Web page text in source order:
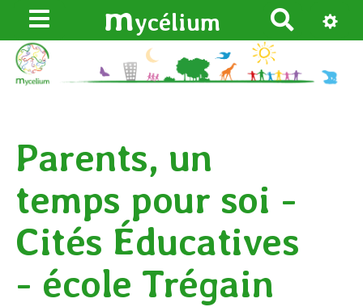
mycélium
e
c
h
e
Parents, un
temps pour soi -
Cités Éducatives
- école Trégain